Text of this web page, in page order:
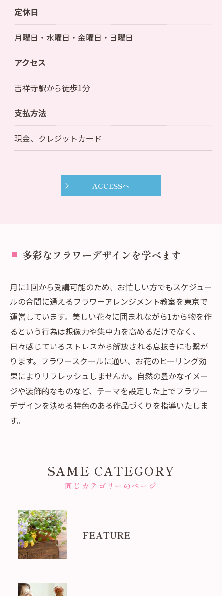
定休日
月曜日・水曜日・金曜日・日曜日
アクセス
吉祥寺駅から徒歩1分
支払方法
現金、クレジットカード
ACCESSへ
多彩なフラワーデザインを学べます
月に1回から受講可能のため、お忙しい方でもスケジュー
ルの合間に通えるフラワーアレンジメント教室を東京で
運営しています。美しい花々に囲まれながら1から物を作
るという行為は想像力や集中力を高めるだけでなく、
日々感じているストレスから解放される息抜きにも繋が
ります。フラワースクールに通い、お花のヒーリング効
果によりリフレッシュしませんか。自然の豊かなイメー
ジや装飾的なものなど、テーマを設定した上でフラワー
デザインを決める特色のある作品づくりを指導いたしま
す。
同じカテゴリーのページ
SAME CATEGORY
FEATURE